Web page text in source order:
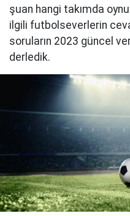
şuan hangi takımda
ilgili futbolseverlerin
soruların 2023 güncel
derledik.